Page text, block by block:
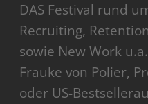
DAS Festival rund
Recruiting,
sowie New Work
Frauke von Polier,
oder US-